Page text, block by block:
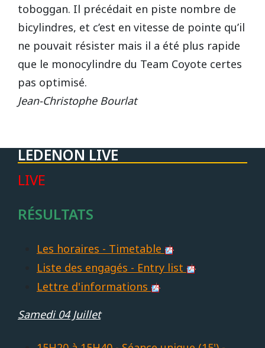
LEDENON LIVE
LIVE
RÉSULTATS
Les horaires - Timetable
Liste des engagés - Entry list
Lettre d'informations
Samedi 04 Juillet
toboggan. Il précédait en piste nombre de
bicylindres, et c’est en vitesse de pointe qu’il
ne pouvait résister mais il a été plus rapide
que le monocylindre du Team Coyote certes
pas optimisé.
Jean-Christophe Bourlat